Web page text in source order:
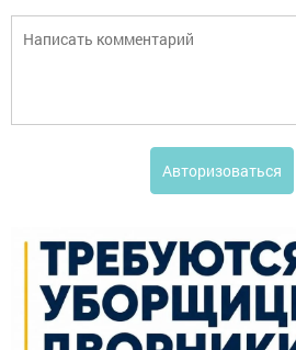
Авторизоваться